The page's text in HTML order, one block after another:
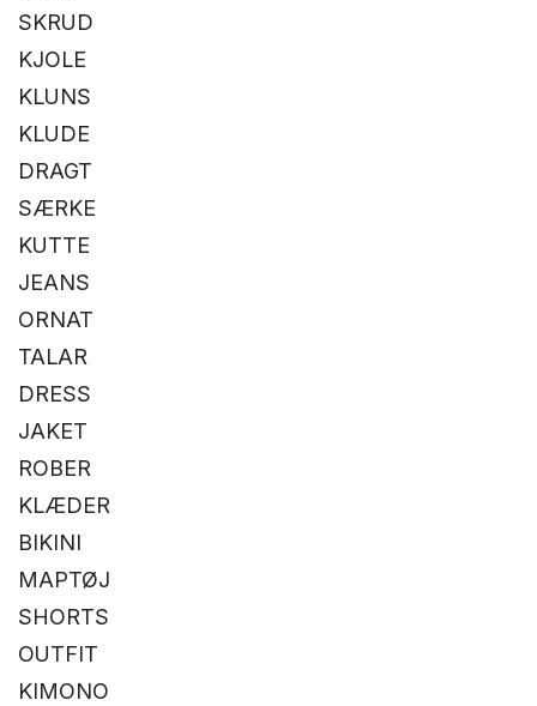
SKRUD
KJOLE
KLUNS
KLUDE
DRAGT
SÆRKE
KUTTE
JEANS
ORNAT
TALAR
DRESS
JAKET
ROBER
KLÆDER
BIKINI
MAPTØJ
SHORTS
OUTFIT
KIMONO